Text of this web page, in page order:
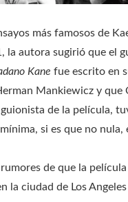
más famosos de
la autora sugirió que el
Kane fue escrito en
Mankiewicz y que
de la película,
si es que no nula,
de que la
la ciudad de Los